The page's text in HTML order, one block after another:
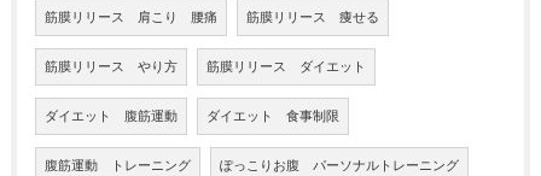
筋膜リリース 肩こり 腰痛 筋膜リリース 痩せる
筋膜リリース やり方 筋膜リリース ダイエット
ダイエット 腹筋運動 ダイエット 食事制限
腹筋運動 トレーニング ぽっこりお腹 パーソナルトレーニング